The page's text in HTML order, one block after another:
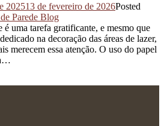
202513 de fevereiro de 2026Posted
Parede Blog
é uma tarefa gratificante, e mesmo que
na decoração das áreas de lazer,
merecem essa atenção. O uso do papel